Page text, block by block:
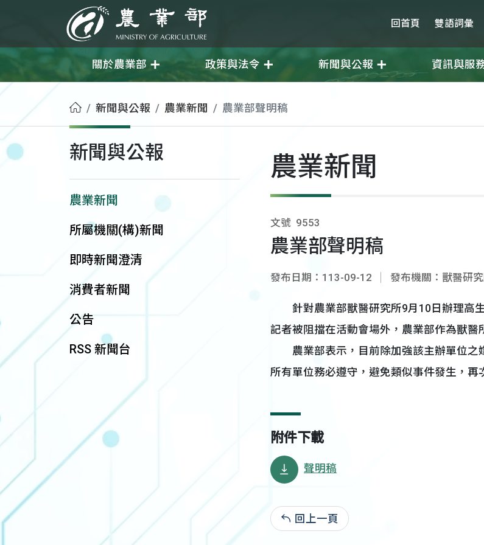
農業部 回首頁 雙語詞彙
關於農業部 政策與法令 新聞與公報 資訊與服
首頁新聞與公報 農業新聞 農業部聲明稿
新聞與公報
農業新聞
所屬機關(構)新聞
即時新聞澄清
消費者新聞
公告
RSS 新聞台
農業新聞
文號 9553
農業部聲明稿
發布日期：113-09-12 發布機關：獸醫研
針對農業部獸醫研究所9月10日辦理高生
記者被阻擋在活動會場外，農業部作為獸醫
農業部表示，目前除加強該主辦單位之
所有單位務必遵守，避免類似事件發生，再
附件下載
聲明稿
回上一頁